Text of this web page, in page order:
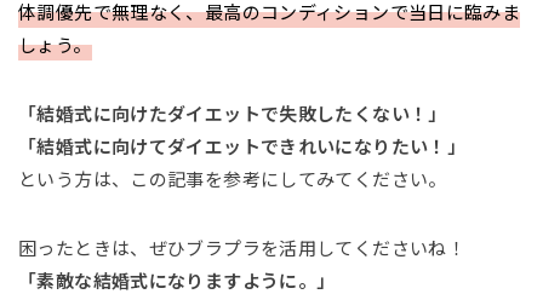
体調優先で無理なく、最高のコンディションで当日に臨みま
しょう。
「結婚式に向けたダイエットで失敗したくない！」
「結婚式に向けてダイエットできれいになりたい！」
という方は、この記事を参考にしてみてください。
困ったときは、ぜひブラプラを活用してくださいね！
「素敵な結婚式になりますように。」